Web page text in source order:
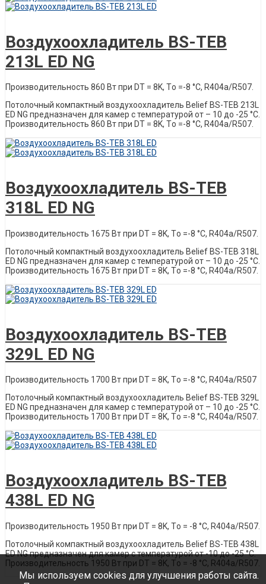
Воздухоохладитель BS-TEB
213L ED NG
Производительность 860 Вт при DT = 8K, Tо =-8 °C, R404a/R507.
Потолочный компактный воздухоохладитель Belief ВS-ТЕВ 213L
ED NG предназначен для камер с температурой от – 10 до -25 °С.
Производительность 860 Вт при DT = 8K, Tо =-8 °C, R404a/R507.
Воздухоохладитель BS-TEB
318L ED NG
Производительность 1675 Вт при DT = 8K, Tо =-8 °C, R404a/R507.
Потолочный компактный воздухоохладитель Belief ВS-ТЕВ 318L
ED NG предназначен для камер с температурой от – 10 до -25 °С.
Производительность 1675 Вт при DT = 8K, Tо =-8 °C, R404a/R507.
Воздухоохладитель BS-TEB
329L ED NG
Производительность 1700 Вт при DT = 8K, Tо =-8 °C, R404a/R507
Потолочный компактный воздухоохладитель Belief ВS-ТЕВ 329L
ED NG предназначен для камер с температурой от – 10 до -25 °С.
Производительность 1700 Вт при DT = 8K, Tо =-8 °C, R404a/R507.
Воздухоохладитель BS-TEB
438L ED NG
Производительность 1950 Вт при DT = 8K, Tо = -8 °C, R404a/R507.
Потолочный компактный воздухоохладитель Belief ВS-ТЕВ 438L
ED NG предназначен для камер с температурой от -10 до -25 °С.
Производительность 1950 Вт при DT = 8K, Tо = -8 °C, R404a/R507.
Мы используем cookies для улучшения работы сайта.